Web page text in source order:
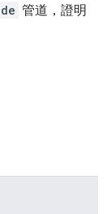
管道，證明